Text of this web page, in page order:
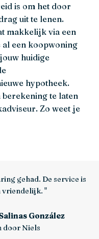
is om het door
uit te lenen.
makkelijk via een
al een koopwoning
huidige
hypotheek.
berekening te laten
Zo weet je
gehad. De service is
vriendelijk.
González
door Niels